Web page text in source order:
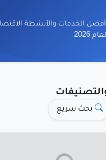
الخدمات والأنشطة
لعام 2026
بحث سريع